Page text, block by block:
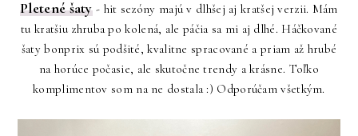
Pletené šaty- hit sezóny majú v dlhšej aj kratšej verzii. Mám
tu kratšiu zhruba po kolená, ale páčia sa mi aj dlhé. Háčkované
šaty bonprix sú podšité, kvalitne spracované a priam až hrubé
na horúce počasie, ale skutočne trendy a krásne. Toľko
komplimentov som na ne dostala :) Odporúčam všetkým.